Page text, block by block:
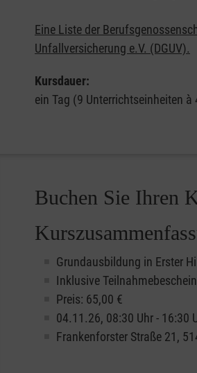
Eine Liste der
Unfallversicherung e.V. (DGUV).
Kursdauer:
ein Tag (9 Unterrichtseinheiten
Buchen Sie Ihren
Grundausbildung in Erster
Inklusive
Preis: 65,00 €
04.11.26, 08:30 Uhr - 16:30
Frankenforster Straße 21,